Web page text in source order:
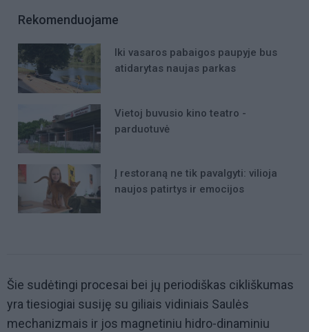
Rekomenduojame
Iki vasaros pabaigos paupyje bus
atidarytas naujas parkas
Vietoj buvusio kino teatro -
parduotuvė
Į restoraną ne tik pavalgyti: vilioja
naujos patirtys ir emocijos
Šie sudėtingi procesai bei jų periodiškas cikliškumas
yra tiesiogiai susiję su giliais vidiniais Saulės
mechanizmais ir jos magnetiniu hidro-dinaminiu